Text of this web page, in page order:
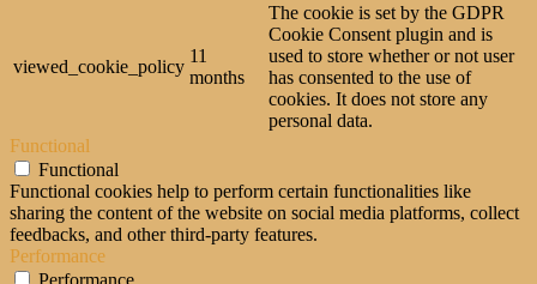
viewed_cookie_policy
11
months
The cookie is set by the GDPR
Cookie Consent plugin and is
used to store whether or not user
has consented to the use of
cookies. It does not store any
personal data.
Functional
Functional
Functional cookies help to perform certain functionalities like
sharing the content of the website on social media platforms, collect
feedbacks, and other third-party features.
Performance
Performance